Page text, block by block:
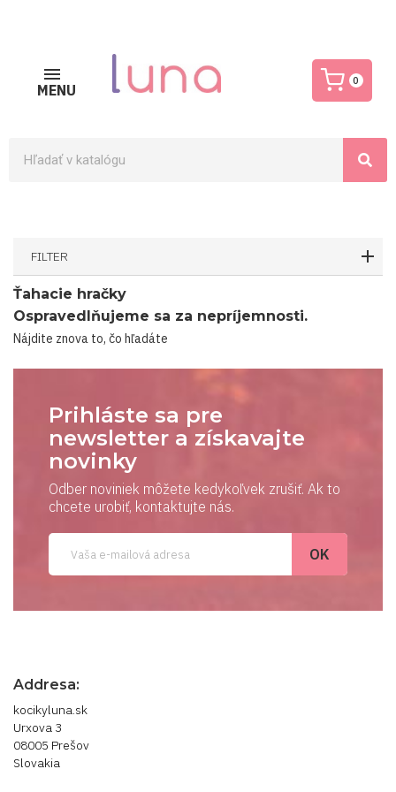
MENU
0
FILTER
Ťahacie hračky
Ospravedlňujeme sa za nepríjemnosti.
Nájdite znova to, čo hľadáte
Prihláste sa pre
newsletter a získavajte
novinky
Odber noviniek môžete kedykoľvek zrušiť. Ak to
chcete urobiť, kontaktujte nás.
Addresa:
kocikyluna.sk
Urxova 3
08005 Prešov
Slovakia